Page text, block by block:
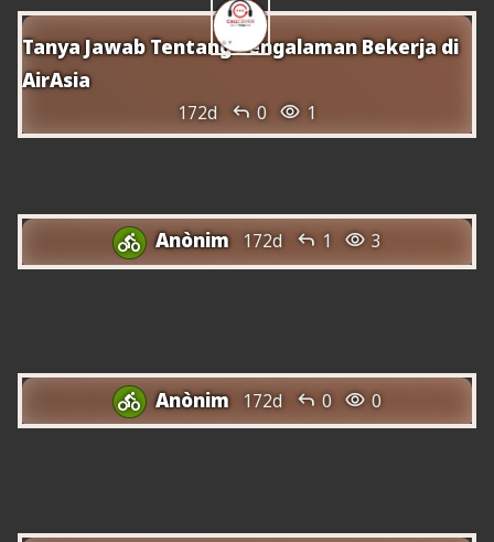
Tanya Jawab Tentang Pengalaman Bekerja di
AirAsia
172d  0  1
 Anònim 172d  1  3
 Anònim 172d  0  0